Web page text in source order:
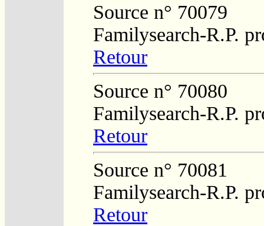
Source n° 70079
Familysearch-R.P.
Retour
Source n° 70080
Familysearch-R.P.
Retour
Source n° 70081
Familysearch-R.P.
Retour